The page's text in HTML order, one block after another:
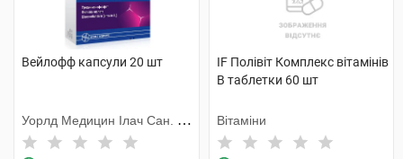
Вейлофф капсули 20 шт
Уорлд Медицин Ілач Сан. Ве
Тідж
IF Полівіт Комплекс вітамінів
В таблетки 60 шт
Вітаміни